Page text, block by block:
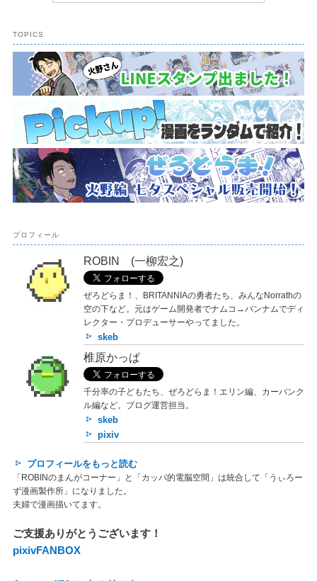
TOPICS
プロフィール
ROBIN (一柳宏之)
ぜろどらま！、BRITANNIAの勇者たち、みんなNorrathの
空の下など。元はゲーム開発者でナムコ→バンナムでディ
レクター・プロデューサーやってました。
skeb
椎原かっぱ
千分率の子どもたち、ぜろどらま！エリン編、カーバンク
ル編など。ブログ運営担当。
skeb
pixiv
プロフィールをもっと読む
「ROBINのまんがコーナー」と「カッパ的電脳空間」は統合して「うぃろー
ず漫画製作所」になりました。
夫婦で漫画描いてます。
ご支援ありがとうございます！
pixivFANBOX